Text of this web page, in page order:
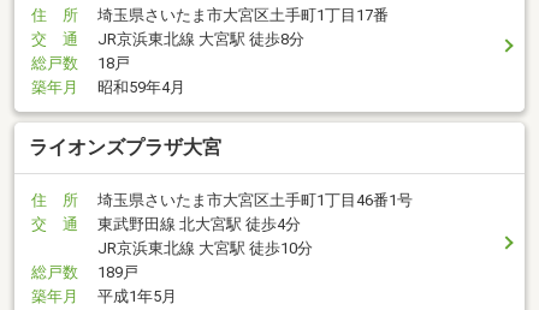
住 所
埼玉県さいたま市大宮区土手町1丁目17番
交 通
JR京浜東北線 大宮駅 徒歩8分
総戸数
18戸
築年月
昭和59年4月
ライオンズプラザ大宮
住 所
埼玉県さいたま市大宮区土手町1丁目46番1号
交 通
東武野田線 北大宮駅 徒歩4分
JR京浜東北線 大宮駅 徒歩10分
総戸数
189戸
築年月
平成1年5月